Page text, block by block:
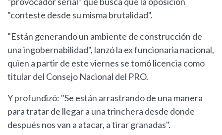
"conteste desde su misma brutalidad".
"Están generando un ambiente de construcción de
una ingobernabilidad", lanzó la ex funcionaria nacional,
quien a partir de este viernes se tomó licencia como
titular del Consejo Nacional del PRO.
Y profundizó: "Se están arrastrando de una manera
para tratar de llegar a una trinchera desde donde
después nos van a atacar, a tirar granadas".